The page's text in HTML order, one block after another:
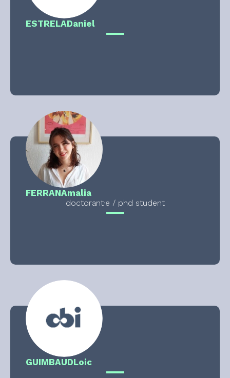
ESTRELADaniel
FERRANAmalia
doctorant·e / phd student
GUIMBAUDLoic